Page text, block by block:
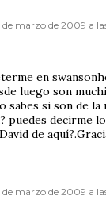
de marzo de 2009 a
en
luego son
sabes si son de la
puedes decirme
de
de marzo de 2009 a